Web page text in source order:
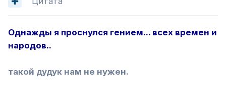
Однажды я проснулся гением... всех времен и
народов..
такой дудук нам не нужен.